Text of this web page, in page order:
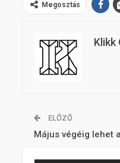
Megosztás
Klikk
ELŐZŐ
Május végéig lehet